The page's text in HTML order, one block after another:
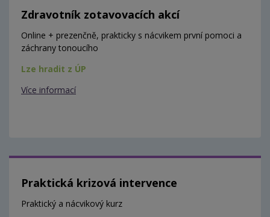
Zdravotník zotavovacích akcí
Online + prezenčně, prakticky s nácvikem první pomoci a
záchrany tonoucího
Lze hradit z ÚP
Více informací
Praktická krizová intervence
Praktický a nácvikový kurz